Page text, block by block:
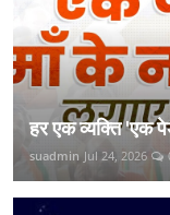
हर एक व्यक्ति 'एक
suadmin Jul 24, 2026